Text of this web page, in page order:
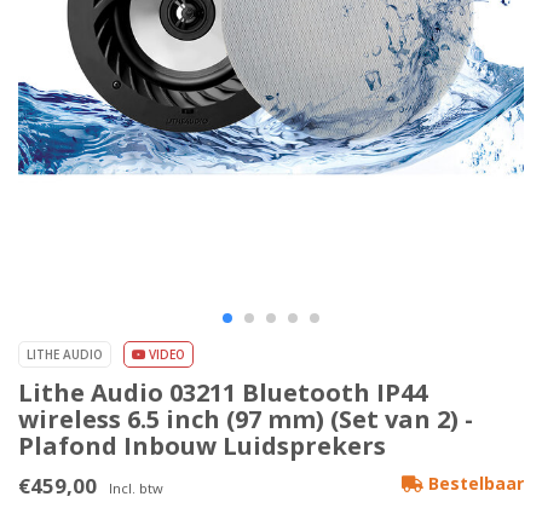
LITHE AUDIO VIDEO
Lithe Audio 03211 Bluetooth IP44
wireless 6.5 inch (97 mm) (Set van 2) -
Plafond Inbouw Luidsprekers
€459,00 Incl. btw Bestelbaar